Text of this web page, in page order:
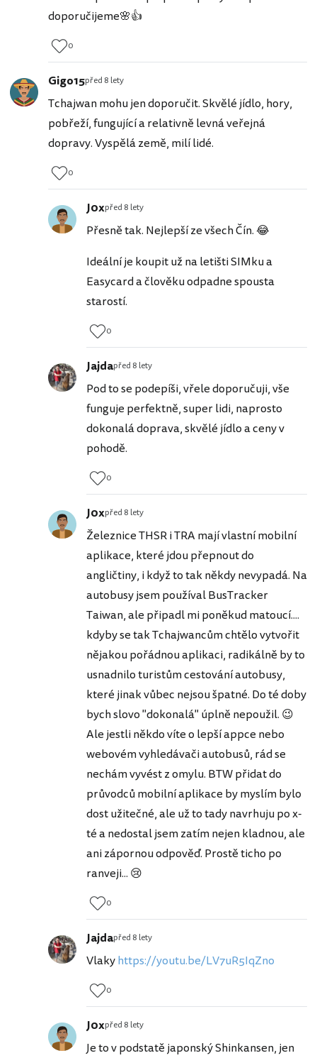
doporučijeme🌸👍
0
Gigo15před 8 lety
Tchajwan mohu jen doporučit. Skvělé jídlo, hory,
pobřeží, fungující a relativně levná veřejná
dopravy. Vyspělá země, milí lidé.
0
J0xpřed 8 lety
Přesně tak. Nejlepší ze všech Čín. 😂
Ideální je koupit už na letišti SIMku a
Easycard a člověku odpadne spousta
starostí.
0
Jajdapřed 8 lety
Pod to se podepíši, vřele doporučuji, vše
funguje perfektně, super lidi, naprosto
dokonalá doprava, skvělé jídlo a ceny v
pohodě.
0
J0xpřed 8 lety
Železnice THSR i TRA mají vlastní mobilní
aplikace, které jdou přepnout do
angličtiny, i když to tak někdy nevypadá. Na
autobusy jsem používal BusTracker
Taiwan, ale připadl mi poněkud matoucí....
kdyby se tak Tchajwancům chtělo vytvořit
nějakou pořádnou aplikaci, radikálně by to
usnadnilo turistům cestování autobusy,
které jinak vůbec nejsou špatné. Do té doby
bych slovo "dokonalá" úplně nepoužil. 😉
Ale jestli někdo víte o lepší appce nebo
webovém vyhledávači autobusů, rád se
nechám vyvést z omylu. BTW přidat do
průvodců mobilní aplikace by myslím bylo
dost užitečné, ale už to tady navrhuju po x-
té a nedostal jsem zatím nejen kladnou, ale
ani zápornou odpověď. Prostě ticho po
ranveji... 😢
0
Jajdapřed 8 lety
Vlakyhttps://youtu.be/LV7uR5IqZno
0
J0xpřed 8 lety
Je to v podstatě japonský Shinkansen, jen